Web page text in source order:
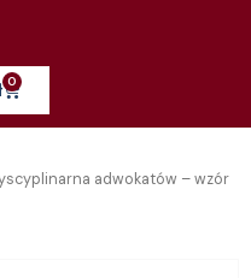
0Cart
adwokatów – wzór